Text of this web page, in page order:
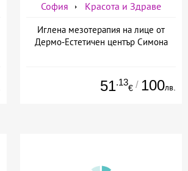
София Красота и Здраве
Иглена мезотерапия на лице от
Дермо-Естетичен център Симона
51.13
€ / 100лв.